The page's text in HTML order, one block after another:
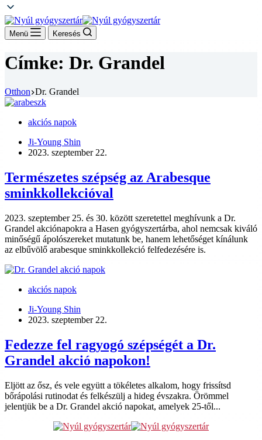
Menü Keresés
Címke: Dr. Grandel
Otthon Dr. Grandel
akciós napok
Ji-Young Shin
2023. szeptember 22.
Természetes szépség az Arabesque
sminkkollekcióval
2023. szeptember 25. és 30. között szeretettel meghívunk a Dr.
Grandel akciónapokra a Hasen gyógyszertárba, ahol nemcsak kiváló
minőségű ápolószereket mutatunk be, hanem lehetőséget kínálunk
az elbűvölő arabesque sminkkollekció felfedezésére is.
akciós napok
Ji-Young Shin
2023. szeptember 22.
Fedezze fel ragyogó szépségét a Dr.
Grandel akció napokon!
Eljött az ősz, és vele együtt a tökéletes alkalom, hogy frissítsd
bőrápolási rutinodat és felkészülj a hideg évszakra. Örömmel
jelentjük be a Dr. Grandel akció napokat, amelyek 25-től...